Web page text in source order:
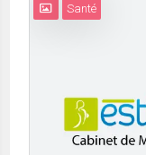
Santé